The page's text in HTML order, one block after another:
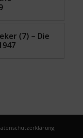
(7) – Die